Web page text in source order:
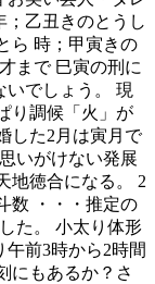
；乙丑きのとうし
ら 時；甲寅きの
まで 巳寅の刑に
でしょう。 現
り調候「火」が
した2月は寅月で
いがけない発展
地徳合になる。 2
数 ・・・推定の
た。 小太り体形
前3時から2時間
にもあるか？さ